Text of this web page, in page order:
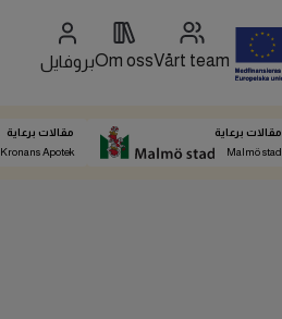
Vårt team
Om ossبروفايل
مقالات برعاية
Malmö stad
مقالات برعاية
Kronans Apotek